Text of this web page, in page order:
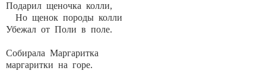
Подарил щеночка колли,
Но щенок породы колли
Убежал от Поли в поле.
Собирала Маргаритка
маргаритки на горе.